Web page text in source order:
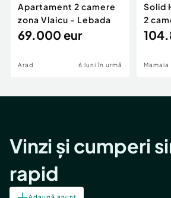
Apartament 2 camere
zona Vlaicu - Lebada
69.000 eur
Arad 6 luni în urmă
Solid
2
Mamaia
Vinzi și cumperi
rapid